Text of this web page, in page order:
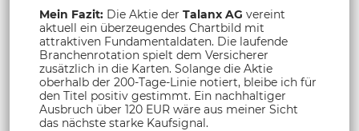
Mein Fazit: Die Aktie der Talanx AG vereint
aktuell ein überzeugendes Chartbild mit
attraktiven Fundamentaldaten. Die laufende
Branchenrotation spielt dem Versicherer
zusätzlich in die Karten. Solange die Aktie
oberhalb der 200-Tage-Linie notiert, bleibe ich für
den Titel positiv gestimmt. Ein nachhaltiger
Ausbruch über 120 EUR wäre aus meiner Sicht
das nächste starke Kaufsignal.